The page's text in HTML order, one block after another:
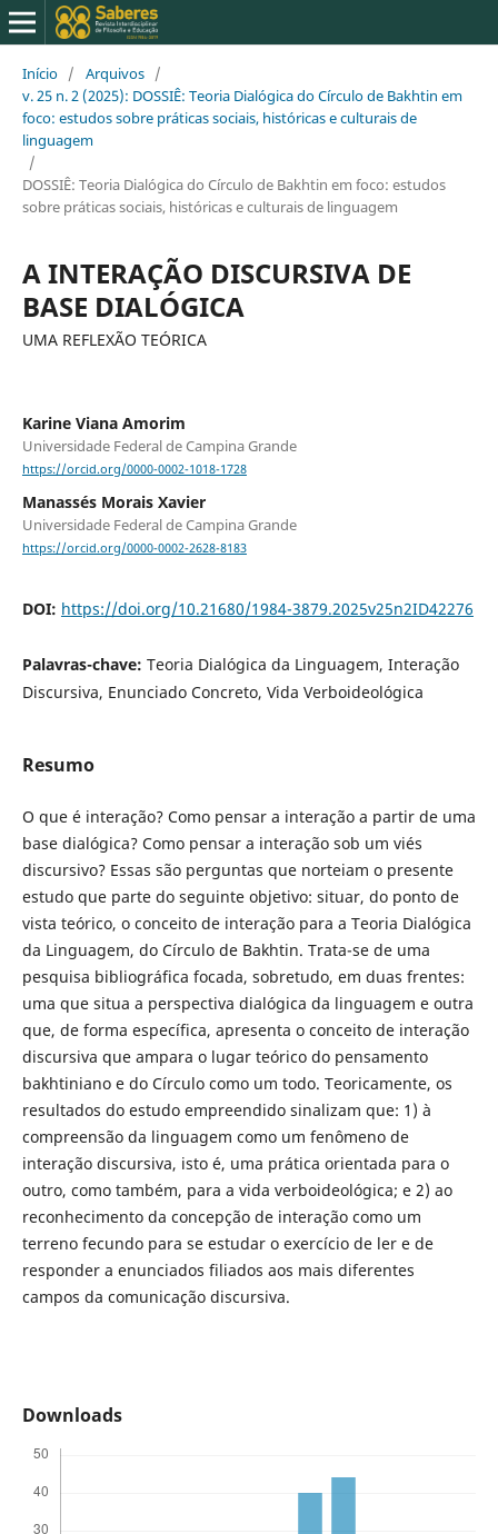
Início / Arquivos /
v. 25 n. 2 (2025): DOSSIÊ: Teoria Dialógica do Círculo de Bakhtin em
foco: estudos sobre práticas sociais, históricas e culturais de
linguagem
/
DOSSIÊ: Teoria Dialógica do Círculo de Bakhtin em foco: estudos
sobre práticas sociais, históricas e culturais de linguagem
A INTERAÇÃO DISCURSIVA DE
BASE DIALÓGICA
UMA REFLEXÃO TEÓRICA
Karine Viana Amorim
Universidade Federal de Campina Grande
https://orcid.org/0000-0002-1018-1728
Manassés Morais Xavier
Universidade Federal de Campina Grande
https://orcid.org/0000-0002-2628-8183
DOI: https://doi.org/10.21680/1984-3879.2025v25n2ID42276
Palavras-chave: Teoria Dialógica da Linguagem, Interação
Discursiva, Enunciado Concreto, Vida Verboideológica
Resumo
O que é interação? Como pensar a interação a partir de uma
base dialógica? Como pensar a interação sob um viés
discursivo? Essas são perguntas que norteiam o presente
estudo que parte do seguinte objetivo: situar, do ponto de
vista teórico, o conceito de interação para a Teoria Dialógica
da Linguagem, do Círculo de Bakhtin. Trata-se de uma
pesquisa bibliográfica focada, sobretudo, em duas frentes:
uma que situa a perspectiva dialógica da linguagem e outra
que, de forma específica, apresenta o conceito de interação
discursiva que ampara o lugar teórico do pensamento
bakhtiniano e do Círculo como um todo. Teoricamente, os
resultados do estudo empreendido sinalizam que: 1) à
compreensão da linguagem como um fenômeno de
interação discursiva, isto é, uma prática orientada para o
outro, como também, para a vida verboideológica; e 2) ao
reconhecimento da concepção de interação como um
terreno fecundo para se estudar o exercício de ler e de
responder a enunciados filiados aos mais diferentes
campos da comunicação discursiva.
Downloads